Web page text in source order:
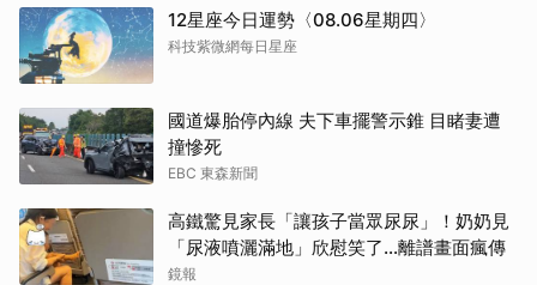
12星座今日運勢〈08.06星期四〉
科技紫微網每日星座
國道爆胎停內線 夫下車擺警示錐 目睹妻遭
撞慘死
EBC 東森新聞
高鐵驚見家長「讓孩子當眾尿尿」！奶奶見
「尿液噴灑滿地」欣慰笑了…離譜畫面瘋傳
鏡報